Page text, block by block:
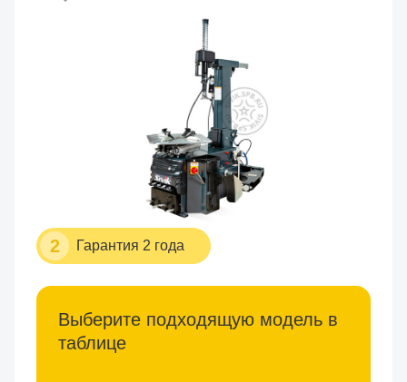
2 Гарантия 2 года
Выберите подходящую модель в
таблице